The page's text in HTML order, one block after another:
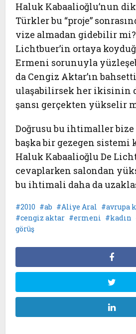
Haluk Kabaalioğlu’nun
Türkler bu “proje”
vize almadan gidebilir mi?
Lichtbuer’in ortaya
Ermeni sorunuyla
da Cengiz Aktar’ın
ulaşabilirsek her ikisinin
şansı gerçekten yükselir
Doğrusu bu ihtimaller bize
başka bir gezegen sistemi
Haluk Kabaalioğlu De
cevaplarken salondan
bu ihtimali daha da
2010 ab Aliye Aral
avrupa
cengiz aktar
ermeni kadın
görüş